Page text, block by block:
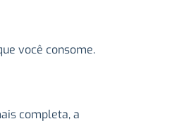
você consome.
completa, a